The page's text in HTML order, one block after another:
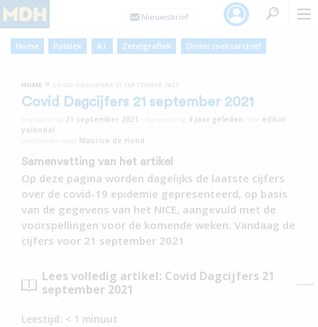
Home Politiek A.I. Zetelgrafiek Onderzoeksarchief
HOME »
Covid Dagcijfers 21 september 2021
21 september 2021 4 jaar geleden
editor
yolandal
Maurice de Hond
Samenvatting van het artikel
Op deze pagina worden dagelijks de laatste cijfers
over de covid-19 epidemie gepresenteerd, op basis
van de gegevens van het NICE, aangevuld met de
voorspellingen voor de komende weken. Vandaag de
cijfers voor 21 september 2021
Lees volledig artikel: Covid Dagcijfers 21
september 2021
Leestijd: < 1 minuut